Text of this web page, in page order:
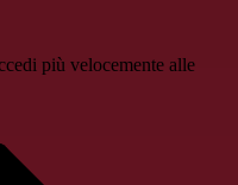
più velocemente alle